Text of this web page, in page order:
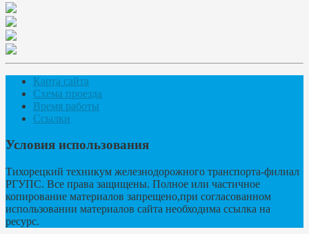
Карта сайта
Схема проезда
Время работы
Ссылки
Условия использования
Тихорецкий техникум железнодорожного транспорта-филиал
РГУПС. Все права защищены. Полное или частичное
копирование материалов запрещено,при согласованном
использовании материалов сайта необходима ссылка на
ресурс.